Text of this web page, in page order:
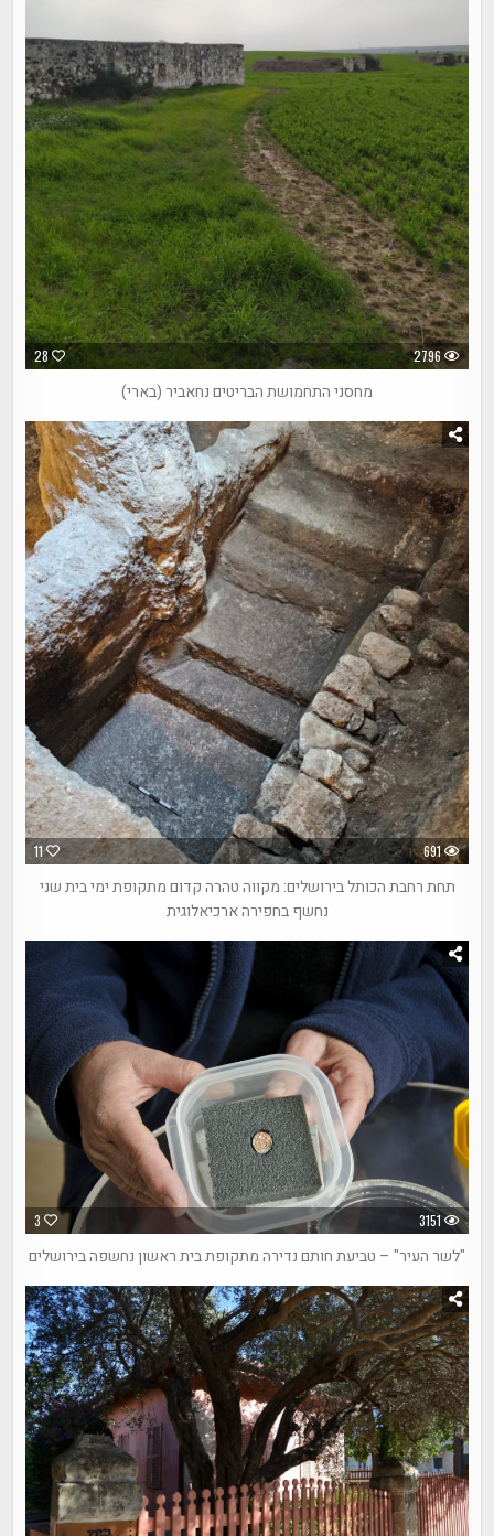
28 2796
מחסני התחמושת הבריטים נחאביר (בארי)
11 691
תחת רחבת הכותל בירושלים: מקווה טהרה קדום מתקופת ימי בית שני
נחשף בחפירה ארכיאלוגית
3 3151
"לשר העיר" – טביעת חותם נדירה מתקופת בית ראשון נחשפה בירושלים